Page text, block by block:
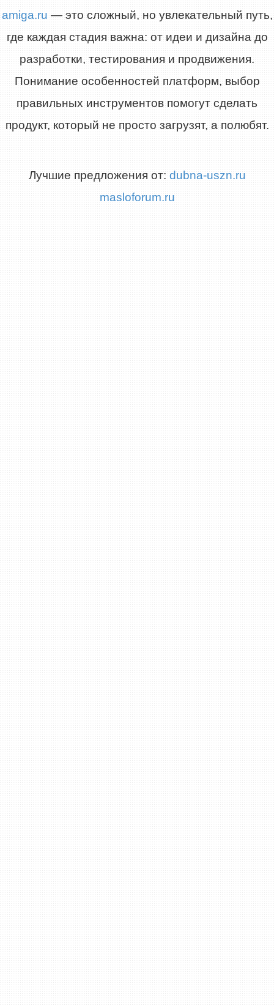
amiga.ru — это сложный, но увлекательный путь,
где каждая стадия важна: от идеи и дизайна до
разработки, тестирования и продвижения.
Понимание особенностей платформ, выбор
правильных инструментов помогут сделать
продукт, который не просто загрузят, а полюбят.
Лучшие предложения от: dubna-uszn.ru
masloforum.ru